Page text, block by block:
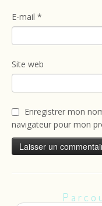
E-mail *
Site web
Enregistrer mon
navigateur pour mon